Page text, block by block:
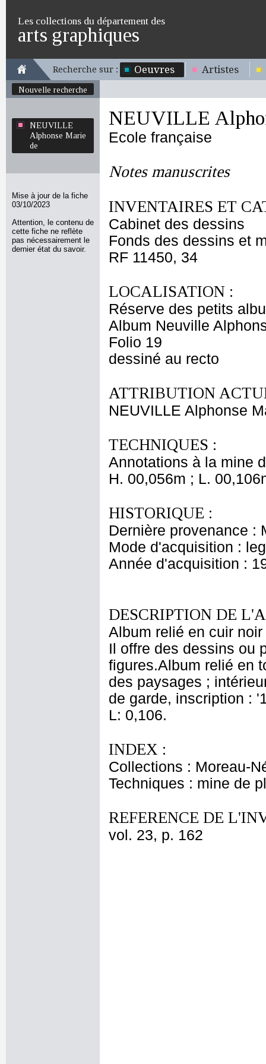
Les collections du département des
arts graphiques
Recherche sur : Oeuvres Artistes
Nouvelle recherche
NEUVILLE
Alphonse Marie
de
Mise à jour de la fiche
03/10/2023
Attention, le contenu de
cette fiche ne reflète
pas nécessairement le
dernier état du savoir.
NEUVILLE
Ecole française
Notes manuscrites
INVENTAIRES ET
Cabinet des dessins
Fonds des dessins et
RF 11450, 34
LOCALISATION :
Réserve des petits
Album Neuville
Folio 19
dessiné au recto
ATTRIBUTION
NEUVILLE Alphonse
TECHNIQUES :
Annotations à la mine
H. 00,056m ; L.
HISTORIQUE :
Dernière provenance :
Mode d'acquisition :
Année d'acquisition :
DESCRIPTION DE
Album relié en cuir
Il offre des dessins ou
figures.Album relié en
des paysages ;
de garde, inscription :
L: 0,106.
INDEX :
Collections : Moreau-
Techniques : mine de
REFERENCE DE
vol. 23, p. 162